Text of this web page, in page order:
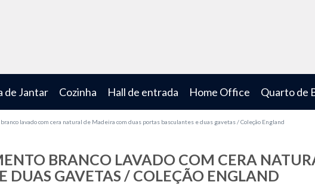
de Jantar Cozinha Hall de entrada Home Office Quarto de
lavado com cera natural de Madeira com duas portas basculantes e duas gavetas / Coleção England
BRANCO LAVADO COM CERA
DUAS GAVETAS / COLEÇÃO ENGLAND